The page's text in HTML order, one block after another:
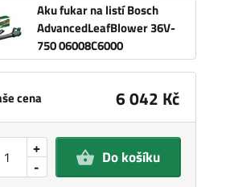
Aku fukar na listí Bosch
AdvancedLeafBlower 36V-
750 06008C6000
cena 6 042 Kč
-
+ Do košíku